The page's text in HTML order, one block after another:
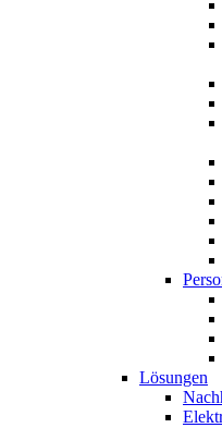
Lösungen